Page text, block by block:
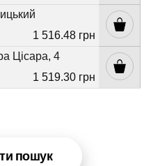
1 516.48 грн
Цісара, 4
1 519.30 грн
пошук